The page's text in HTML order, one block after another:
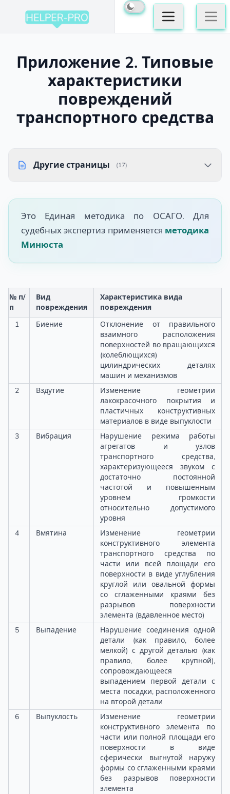
Приложение 2. Типовые
характеристики
повреждений
транспортного средства
Другие страницы (17)
Это Единая методика по ОСАГО. Для
судебных экспертиз применяется методика
Минюста
№ п/
п
Вид
повреждения
Характеристика вида
повреждения
1
Биение
Отклонение от правильного
взаимного расположения
поверхностей во вращающихся
(колеблющихся)
цилиндрических деталях
машин и механизмов
2
Вздутие
Изменение геометрии
лакокрасочного покрытия и
пластичных конструктивных
материалов в виде выпуклости
3
Вибрация
Нарушение режима работы
агрегатов и узлов
транспортного средства,
характеризующееся звуком с
достаточно постоянной
частотой и повышенным
уровнем громкости
относительно допустимого
уровня
4
Вмятина
Изменение геометрии
конструктивного элемента
транспортного средства по
части или всей площади его
поверхности в виде углубления
круглой или овальной формы
со сглаженными краями без
разрывов поверхности
элемента (вдавленное место)
5
Выпадение
Нарушение соединения одной
детали (как правило, более
мелкой) с другой деталью (как
правило, более крупной),
сопровождающееся
выпадением первой детали с
места посадки, расположенного
на второй детали
6
Выпуклость
Изменение геометрии
конструктивного элемента по
части или полной площади его
поверхности в виде
сферически выгнутой наружу
формы со сглаженными краями
без разрывов поверхности
элемента